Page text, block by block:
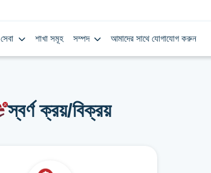
সেবা শাখা সমূহ সম্পদ আমাদের সাথে যোগাযোগ করুন
স্বর্ণ ক্রয়/বিক্রয়